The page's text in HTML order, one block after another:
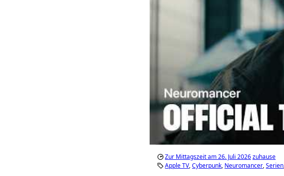
Zur Mittagszeit am 26. Juli 2026zuhause
Apple TV Cyberpunk Neuromancer Serien